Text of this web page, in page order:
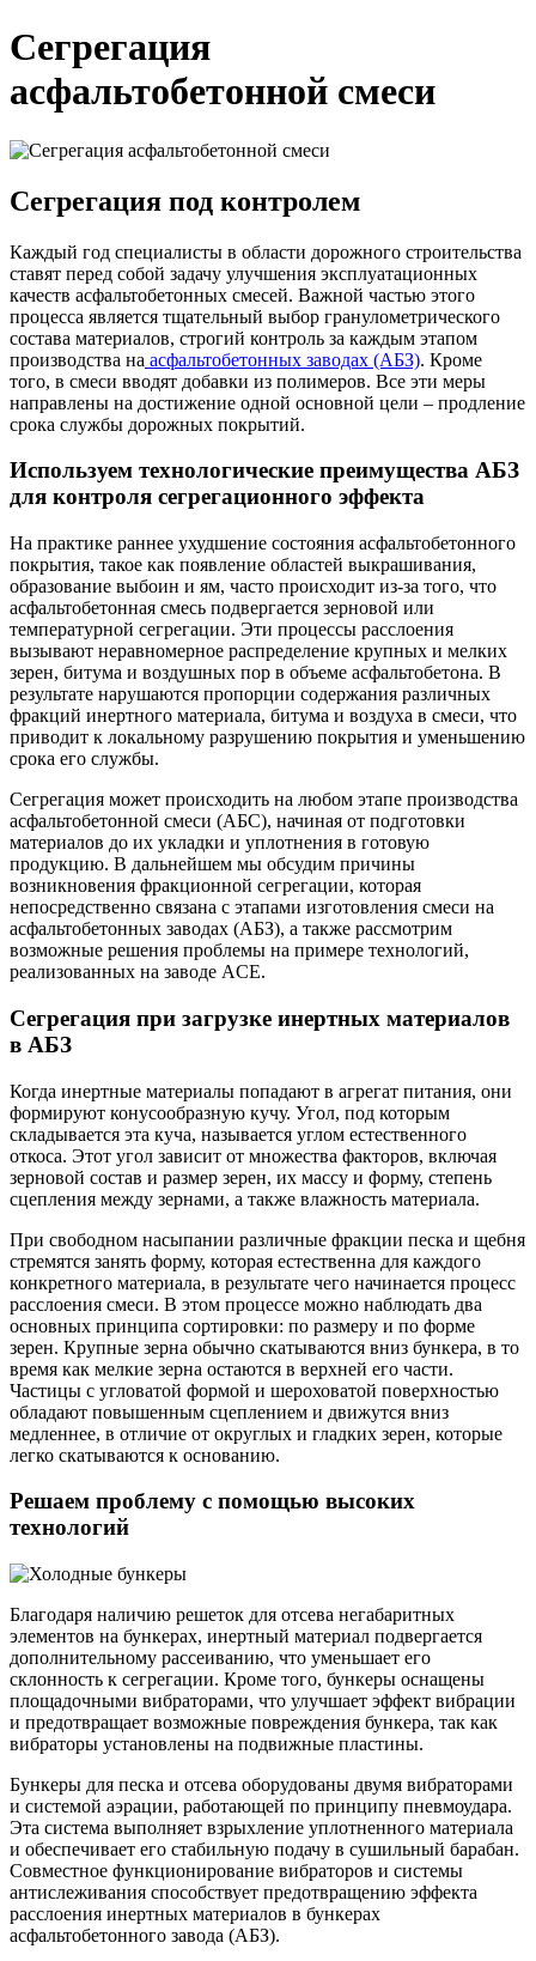
Сегрегация
асфальтобетонной смеси
Сегрегация под контролем
Каждый год специалисты в области дорожного строительства
ставят перед собой задачу улучшения эксплуатационных
качеств асфальтобетонных смесей. Важной частью этого
процесса является тщательный выбор гранулометрического
состава материалов, строгий контроль за каждым этапом
производства на асфальтобетонных заводах (АБЗ). Кроме
того, в смеси вводят добавки из полимеров. Все эти меры
направлены на достижение одной основной цели – продление
срока службы дорожных покрытий.
Используем технологические преимущества АБЗ
для контроля сегрегационного эффекта
На практике раннее ухудшение состояния асфальтобетонного
покрытия, такое как появление областей выкрашивания,
образование выбоин и ям, часто происходит из-за того, что
асфальтобетонная смесь подвергается зерновой или
температурной сегрегации. Эти процессы расслоения
вызывают неравномерное распределение крупных и мелких
зерен, битума и воздушных пор в объеме асфальтобетона. В
результате нарушаются пропорции содержания различных
фракций инертного материала, битума и воздуха в смеси, что
приводит к локальному разрушению покрытия и уменьшению
срока его службы.
Сегрегация может происходить на любом этапе производства
асфальтобетонной смеси (АБС), начиная от подготовки
материалов до их укладки и уплотнения в готовую
продукцию. В дальнейшем мы обсудим причины
возникновения фракционной сегрегации, которая
непосредственно связана с этапами изготовления смеси на
асфальтобетонных заводах (АБЗ), а также рассмотрим
возможные решения проблемы на примере технологий,
реализованных на заводе ACE.
Сегрегация при загрузке инертных материалов
в АБЗ
Когда инертные материалы попадают в агрегат питания, они
формируют конусообразную кучу. Угол, под которым
складывается эта куча, называется углом естественного
откоса. Этот угол зависит от множества факторов, включая
зерновой состав и размер зерен, их массу и форму, степень
сцепления между зернами, а также влажность материала.
При свободном насыпании различные фракции песка и щебня
стремятся занять форму, которая естественна для каждого
конкретного материала, в результате чего начинается процесс
расслоения смеси. В этом процессе можно наблюдать два
основных принципа сортировки: по размеру и по форме
зерен. Крупные зерна обычно скатываются вниз бункера, в то
время как мелкие зерна остаются в верхней его части.
Частицы с угловатой формой и шероховатой поверхностью
обладают повышенным сцеплением и движутся вниз
медленнее, в отличие от округлых и гладких зерен, которые
легко скатываются к основанию.
Решаем проблему с помощью высоких
технологий
Благодаря наличию решеток для отсева негабаритных
элементов на бункерах, инертный материал подвергается
дополнительному рассеиванию, что уменьшает его
склонность к сегрегации. Кроме того, бункеры оснащены
площадочными вибраторами, что улучшает эффект вибрации
и предотвращает возможные повреждения бункера, так как
вибраторы установлены на подвижные пластины.
Бункеры для песка и отсева оборудованы двумя вибраторами
и системой аэрации, работающей по принципу пневмоудара.
Эта система выполняет взрыхление уплотненного материала
и обеспечивает его стабильную подачу в сушильный барабан.
Совместное функционирование вибраторов и системы
антислеживания способствует предотвращению эффекта
расслоения инертных материалов в бункерах
асфальтобетонного завода (АБЗ).